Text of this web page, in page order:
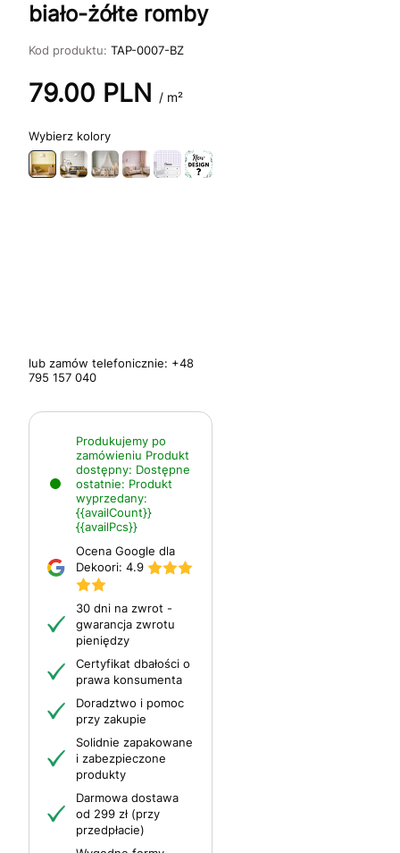
biało-żółte romby
Kod produktu: TAP-0007-BZ
79.00 PLN / m²
kolory
lub zamów telefonicznie: +48
795 157 040
Produkujemy po
zamówieniu Produkt
dostępny: Dostępne
ostatnie: Produkt
wyprzedany:
{{availCount}}
{{availPcs}}
Ocena Google dla
Dekoori: 4.9
30 dni na zwrot -
gwarancja zwrotu
pieniędzy
Certyfikat dbałości o
prawa konsumenta
Doradztwo i pomoc
przy zakupie
Solidnie zapakowane
i zabezpieczone
produkty
Darmowa dostawa
od 299 zł (przy
przedpłacie)